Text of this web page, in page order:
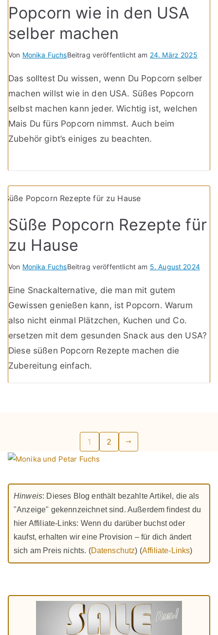
Popcorn wie in den USA
selber machen
Von Monika FuchsBeitrag veröffentlicht am 24. März 2025
Das solltest Du wissen, wenn Du Popcorn selber
machen willst wie in den USA. Süßes Popcorn
selbst machen kann jeder. Wichtig ist, welchen
Mais Du fürs Popcorn nimmst. Auch beim
Zubehör gibt’s einiges zu beachten.
Süße Popcorn Rezepte für
zu Hause
Von Monika FuchsBeitrag veröffentlicht am 5. August 2024
Eine Snackalternative, die man mit gutem
Gewissen genießen kann, ist Popcorn. Warum
also nicht einmal Plätzchen, Kuchen und Co.
ersetzen mit dem gesunden Snack aus den USA?
Diese süßen Popcorn Rezepte machen die
Zubereitung einfach.
Seitennummerierung
der
Beiträge
1 2
Hinweis: Dieses Blog enthält bezahlte Artikel, die als
"Anzeige" gekennzeichnet sind. Außerdem findest du
hier Affiliate-Links: Wenn du darüber buchst oder
kaufst, erhalten wir eine Provision – für dich ändert
sich am Preis nichts. (Datenschutz) (Affiliate-Links)